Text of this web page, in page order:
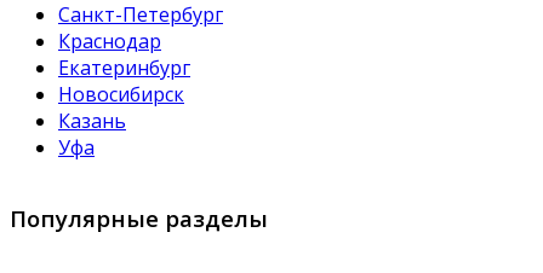
Санкт-Петербург
Краснодар
Екатеринбург
Новосибирск
Казань
Уфа
Популярные разделы